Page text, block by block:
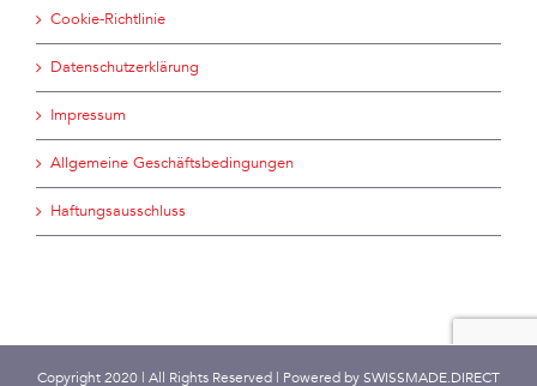
Cookie-Richtlinie
Datenschutzerklärung
Impressum
Allgemeine Geschäftsbedingungen
Haftungsausschluss
Copyright 2020 | All Rights Reserved | Powered by SWISSMADE.DIRECT